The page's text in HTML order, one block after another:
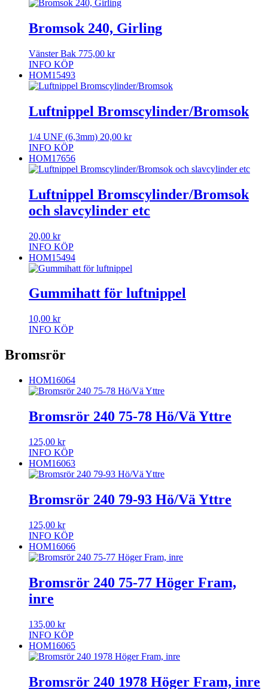
Bromsok 240, Girling
Vänster Bak 775,00 kr
INFO KÖP
HOM15493
Luftnippel Bromscylinder/Bromsok
1/4 UNF (6,3mm) 20,00 kr
INFO KÖP
HOM17656
Luftnippel Bromscylinder/Bromsok
och slavcylinder etc
20,00 kr
INFO KÖP
HOM15494
Gummihatt för luftnippel
10,00 kr
INFO KÖP
Bromsrör
HOM16064
Bromsrör 240 75-78 Hö/Vä Yttre
125,00 kr
INFO KÖP
HOM16063
Bromsrör 240 79-93 Hö/Vä Yttre
125,00 kr
INFO KÖP
HOM16066
Bromsrör 240 75-77 Höger Fram,
inre
135,00 kr
INFO KÖP
HOM16065
Bromsrör 240 1978 Höger Fram, inre